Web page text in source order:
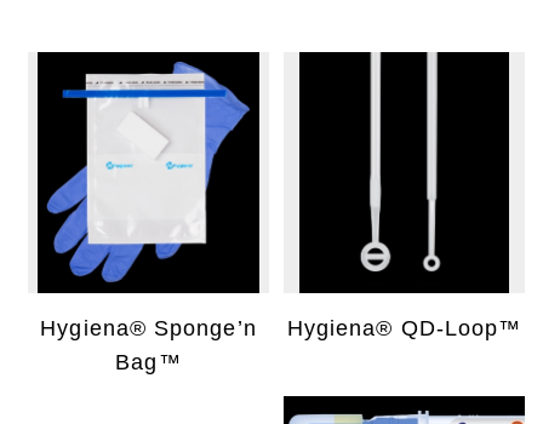
Hygiena® Sponge’n
Bag™
Hygiena® QD-Loop™